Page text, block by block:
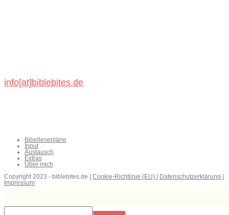
info[at]biblebites.de
Bibellesepläne
Input
Austausch
Extras
Über mich
Copyright 2023 - biblebites.de | Cookie-Richtlinie (EU) | Datenschutzerklärung |
Impressum